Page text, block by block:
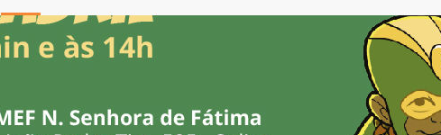
Geral
Agriman e o Esquadrão da Segurança Alimentar em Santa
Nos dias 11 e 12 de Abril, Santa Rosa receberá o espetáculo teatral